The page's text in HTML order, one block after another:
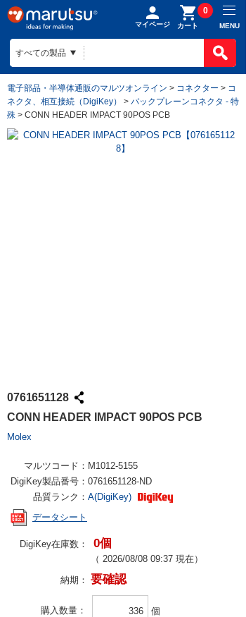
マイページ カート
0
MENU
電子部品・半導体通販のマルツオンライン > コネクター > コ
ネクタ、相互接続（DigiKey）
> バックプレーンコネクタ - 特
殊 > CONN HEADER IMPACT 90POS PCB
0761651128
CONN HEADER IMPACT 90POS PCB
Molex
マルツコード： M1012-5155
DigiKey製品番号： 0761651128-ND
品質ランク： A(DigiKey)
データシート
DigiKey在庫数： 0個
（ 2026/08/08 09:37 現在）
納期： 要確認
購入数量 個